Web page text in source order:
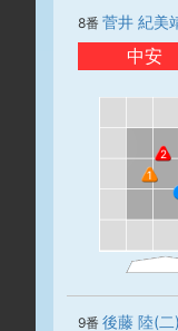
8番 菅井 紀美
中安
1
2
9番 後藤 陸(二)